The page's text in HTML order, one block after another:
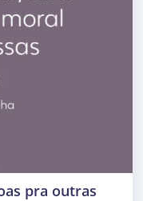
pra outras